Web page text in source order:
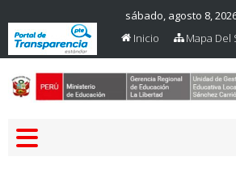
sábado, agosto 8,
Inicio
Mapa Del